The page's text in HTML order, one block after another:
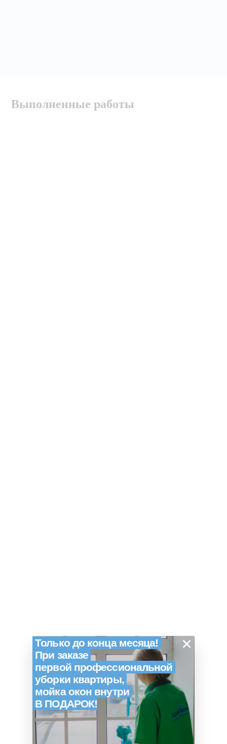
Выполненные работы
Только до конца месяца!
При заказе
первой профессиональной
уборки квартиры,
мойка окон внутри
В ПОДАРОК!
×